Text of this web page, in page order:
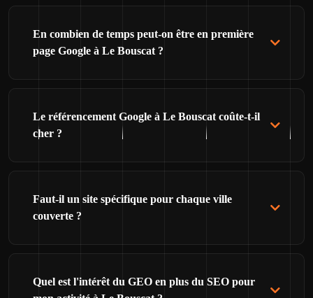
En combien de temps peut-on être en première
page Google à Le Bouscat ?
Le référencement Google à Le Bouscat coûte-t-il
cher ?
Faut-il un site spécifique pour chaque ville
couverte ?
Quel est l'intérêt du GEO en plus du SEO pour